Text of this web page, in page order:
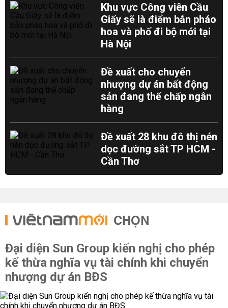
Khu vực Công viên Cầu
Giấy sẽ là điểm bắn pháo
hoa và phố đi bộ mới tại
Hà Nội
Đề xuất cho chuyển
nhượng dự án bất động
sản đang thế chấp ngân
hàng
Đề xuất 28 khu đô thị nén
dọc đường sắt TP HCM -
Cần Thơ
CHỌN
Đại diện Sun Group kiến nghị cho phép
kế thừa nghĩa vụ tài chính khi chuyển
nhượng dự án BĐS